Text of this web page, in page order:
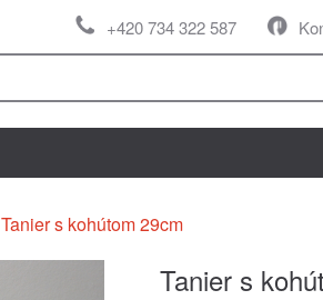
+420 734 322 587
Tanier s kohútom 29cm
Tanier s